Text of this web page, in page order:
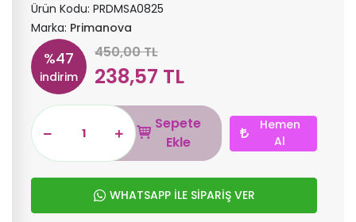
Ürün Kodu: PRDMSA0825
Marka: Primanova
%47
indirim
450,00 TL
238,57 TL
Sepete
Ekle
Hemen
Al
WHATSAPP İLE SİPARİŞ VER